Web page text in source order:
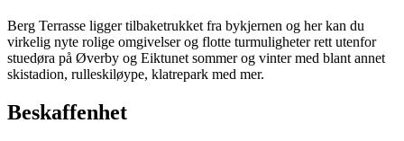
Berg Terrasse ligger tilbaketrukket fra bykjernen og her kan du
virkelig nyte rolige omgivelser og flotte turmuligheter rett utenfor
stuedøra på Øverby og Eiktunet sommer og vinter med blant annet
skistadion, rulleskiløype, klatrepark med mer.
Beskaffenhet